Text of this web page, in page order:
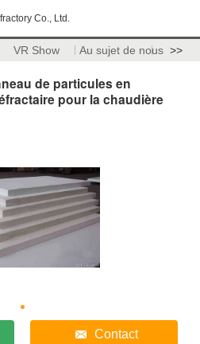
Co., Ltd.
VR Show Au sujet de nous >>
de particules en
pour la chaudière
Contact